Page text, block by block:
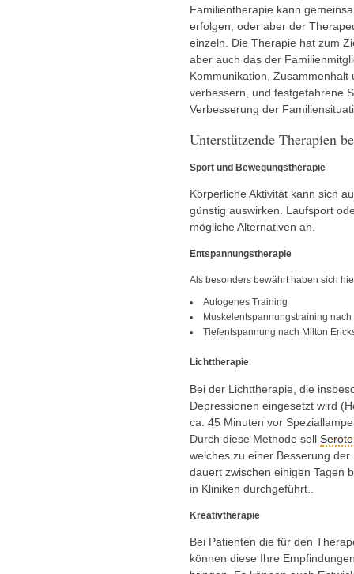
Familientherapie kann
erfolgen, oder aber der
einzeln. Die Therapie hat zum
aber auch das der
Kommunikation,
verbessern, und festgefahrene
Verbesserung der
Unterstützende Therapien
Sport und Bewegungstherapie
Körperliche Aktivität kann sich
günstig auswirken. Laufsport
mögliche Alternativen an.
Entspannungstherapie
Als besonders bewährt haben sich
Autogenes Training
Muskelentspannungstraining
Tiefentspannung nach Milton
Lichttherapie
Bei der Lichttherapie, die
Depressionen eingesetzt wird
ca. 45 Minuten vor
Durch diese Methode soll
welches zu einer Besserung
dauert zwischen einigen Tagen
in Kliniken durchgeführt..
Kreativtherapie
Bei Patienten die für den
können diese Ihre